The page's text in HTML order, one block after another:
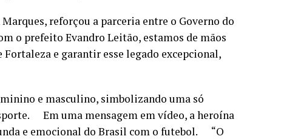
reforçou a parceria entre o Governo do
o prefeito Evandro Leitão, estamos de mãos
e garantir esse legado excepcional,
e masculino, simbolizando uma só
Em uma mensagem em vídeo, a heroína
e emocional do Brasil com o futebol. “O